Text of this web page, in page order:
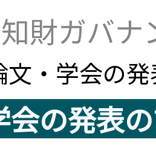
財ガバナ
文・学会の
会の発表